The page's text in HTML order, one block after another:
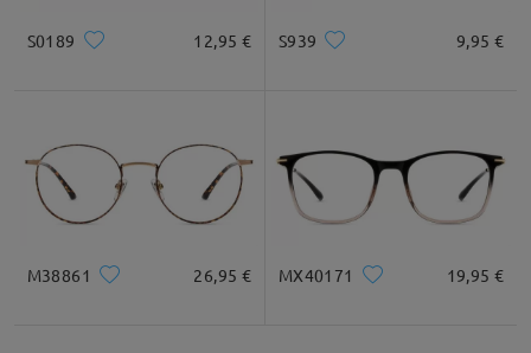
S0189 12,95 € S939 9,95 €
M38861 26,95 € MX40171 19,95 €